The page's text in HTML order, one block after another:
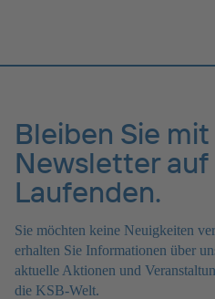
Bleiben Sie
Newsletter auf
Laufenden.
Sie möchten keine Neuigkeiten
erhalten Sie Informationen über
aktuelle Aktionen und
die KSB-Welt.